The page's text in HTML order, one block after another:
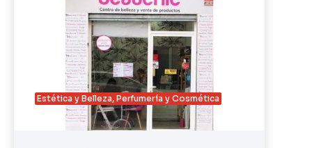
Estética y Belleza, Perfumería y Cosmética